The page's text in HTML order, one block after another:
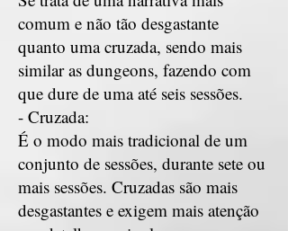
comum e não tão desgastante
quanto uma cruzada, sendo mais
similar as dungeons, fazendo com
que dure de uma até seis sessões.
- Cruzada:
É o modo mais tradicional de um
conjunto de sessões, durante sete ou
mais sessões. Cruzadas são mais
desgastantes e exigem mais atenção